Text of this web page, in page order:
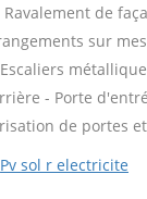
de
sur
- Porte
de portes
Pv sol r electricite